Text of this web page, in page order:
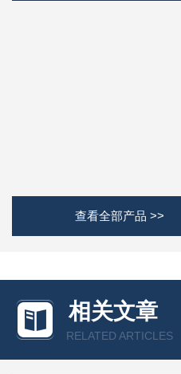
查看全部产品 >>
相关文章
RELATED ARTICLES